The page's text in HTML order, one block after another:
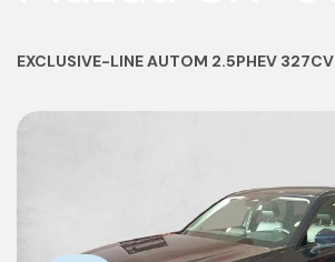
EXCLUSIVE-LINE AUTOM 2.5PHEV 327CV